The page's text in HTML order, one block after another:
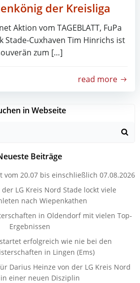
der Kreisliga
Aktion vom TAGEBLATT, FuPa
Stade-Cuxhaven Tim Hinrichs ist
zum […]
read more
in Webseite
Beiträge
vom 20.07 bis einschließlich 07.08.2026
LG Kreis Nord Stade lockt viele
nach Wiepenkathen
in Oldendorf mit vielen Top-
Ergebnissen
erfolgreich wie nie bei den
in Lingen (Ems)
Darius Heinze von der LG Kreis Nord
einer neuen Disziplin